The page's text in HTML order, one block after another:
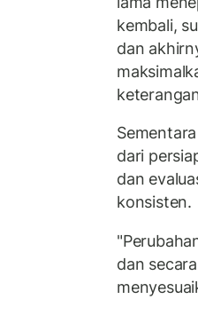
kembali,
dan
dari
dan
konsisten.
dan